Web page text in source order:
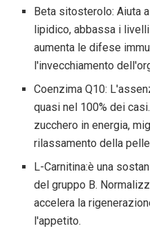
Beta sitosterolo: Aiuta
lipidico, abbassa i
aumenta le difese
l'invecchiamento
Coenzima Q10:
quasi nel 100% dei
zucchero in energia,
rilassamento della
L-Carnitina:è una
del gruppo B.
accelera la
l'appetito.